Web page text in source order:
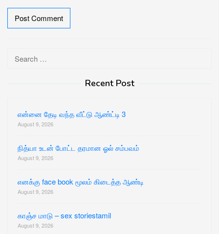
for:
Recent Post
என்னை தேடி வந்த வீட்டு ஆண்ட்டி 3
August 9, 2026
நித்யா உடன் போட்ட தரமான ஓல் சம்பவம்
August 9, 2026
எனக்கு face book மூலம் கிடைத்த ஆண்டி
August 9, 2026
காஞ்ச மாடு – sex storiestamil
August 9, 2026